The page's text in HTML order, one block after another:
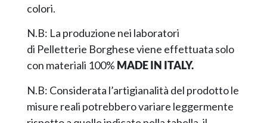
colori.
N.B: La produzione nei laboratori
di Pelletterie Borghese viene effettuata solo
con materiali 100% MADE IN ITALY.
N.B: Considerata l’artigianalità del prodotto le
misure reali potrebbero variare leggermente